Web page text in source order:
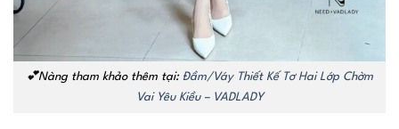
💕Nàng tham khảo thêm tại: Đầm/Váy Thiết Kế Tơ Hai Lớp Chờm
Vai Yêu Kiều – VADLADY